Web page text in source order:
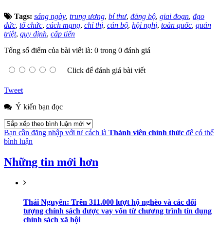
Tags: sáng ngày, trung ương, bí thư, đảng bộ, giai đoạn, đạo
đức, tổ chức, cách mạng, chỉ thị, cán bộ, hội nghị, toàn quốc, quán
triệt, quy định, cấp tiến
Tổng số điểm của bài viết là: 0 trong 0 đánh giá
Click để đánh giá bài viết
Tweet
Ý kiến bạn đọc
Bạn cần đăng nhập với tư cách là Thành viên chính thức để có thể
bình luận
Những tin mới hơn
Thái Nguyên: Trên 311.000 lượt hộ nghèo và các đối
tượng chính sách được vay vốn từ chương trình tín dụng
chính sách xã hội